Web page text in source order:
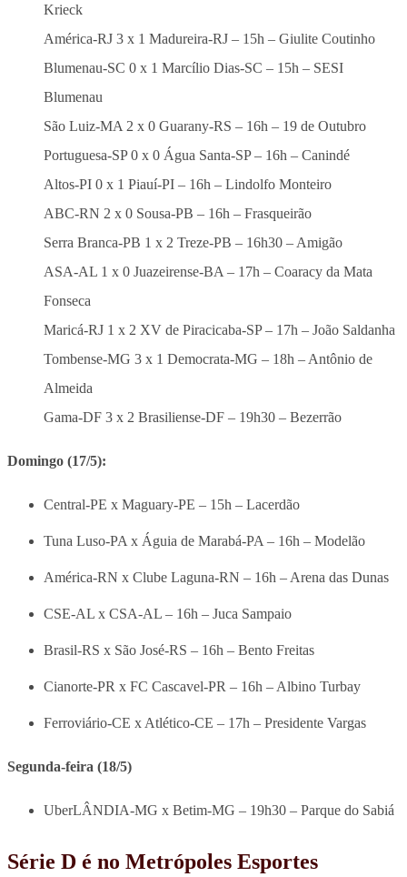
Krieck
América-RJ 3 x 1 Madureira-RJ – 15h – Giulite Coutinho
Blumenau-SC 0 x 1 Marcílio Dias-SC – 15h – SESI
Blumenau
São Luiz-MA 2 x 0 Guarany-RS – 16h – 19 de Outubro
Portuguesa-SP 0 x 0 Água Santa-SP – 16h – Canindé
Altos-PI 0 x 1 Piauí-PI – 16h – Lindolfo Monteiro
ABC-RN 2 x 0 Sousa-PB – 16h – Frasqueirão
Serra Branca-PB 1 x 2 Treze-PB – 16h30 – Amigão
ASA-AL 1 x 0 Juazeirense-BA – 17h – Coaracy da Mata
Fonseca
Maricá-RJ 1 x 2 XV de Piracicaba-SP – 17h – João Saldanha
Tombense-MG 3 x 1 Democrata-MG – 18h – Antônio de
Almeida
Gama-DF 3 x 2 Brasiliense-DF – 19h30 – Bezerrão
Domingo (17/5):
Central-PE x Maguary-PE – 15h – Lacerdão
Tuna Luso-PA x Águia de Marabá-PA – 16h – Modelão
América-RN x Clube Laguna-RN – 16h – Arena das Dunas
CSE-AL x CSA-AL – 16h – Juca Sampaio
Brasil-RS x São José-RS – 16h – Bento Freitas
Cianorte-PR x FC Cascavel-PR – 16h – Albino Turbay
Ferroviário-CE x Atlético-CE – 17h – Presidente Vargas
Segunda-feira (18/5)
UberLÂNDIA-MG x Betim-MG – 19h30 – Parque do Sabiá
Série D é no Metrópoles Esportes